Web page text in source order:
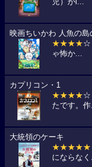
児）がi...
映画ちいかわ 人魚の島
★★★★☆
ゃ怖か...
カプリコン・1
★★★★☆
たです。
大統領のケーキ
★★★★★
にならな